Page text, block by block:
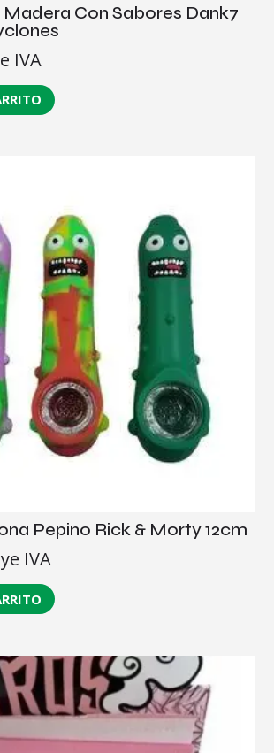
Madera Con Sabores Dank7
IVA
Pepino Rick & Morty 12cm
IVA